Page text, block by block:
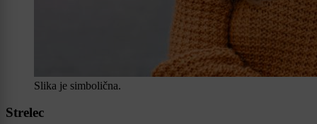
Slika je simbolična.
Strelec